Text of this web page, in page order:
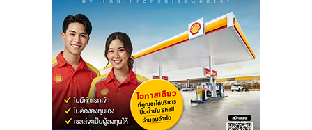
ไชส์
ขาย
แฟ